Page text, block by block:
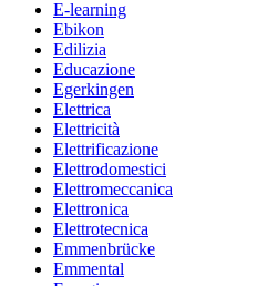
E-learning
Ebikon
Edilizia
Educazione
Egerkingen
Elettrica
Elettricità
Elettrificazione
Elettrodomestici
Elettromeccanica
Elettronica
Elettrotecnica
Emmenbrücke
Emmental